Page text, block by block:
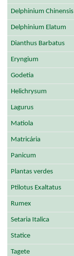
Delphinium Chinensis
Delphinium Elatum
Dianthus Barbatus
Eryngium
Godetia
Helichrysum
Lagurus
Matiola
Matricária
Panicum
Plantas verdes
Ptilotus Exaltatus
Rumex
Setaria Italica
Statice
Tagete